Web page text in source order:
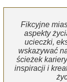
Fikcyjne
aspekty
ucieczki,
wskazywać
ścieżek
inspiracji i